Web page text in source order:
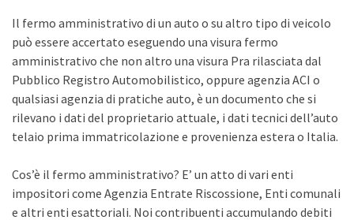
Il fermo amministrativo di un auto o su altro tipo di veicolo
può essere accertato eseguendo una visura fermo
amministrativo che non altro una visura Pra rilasciata dal
Pubblico Registro Automobilistico, oppure agenzia ACI o
qualsiasi agenzia di pratiche auto, è un documento che si
rilevano i dati del proprietario attuale, i dati tecnici dell’auto
telaio prima immatricolazione e provenienza estera o Italia.
Cos’è il fermo amministrativo? E’ un atto di vari enti
impositori come Agenzia Entrate Riscossione, Enti comunali
e altri enti esattoriali. Noi contribuenti accumulando debiti